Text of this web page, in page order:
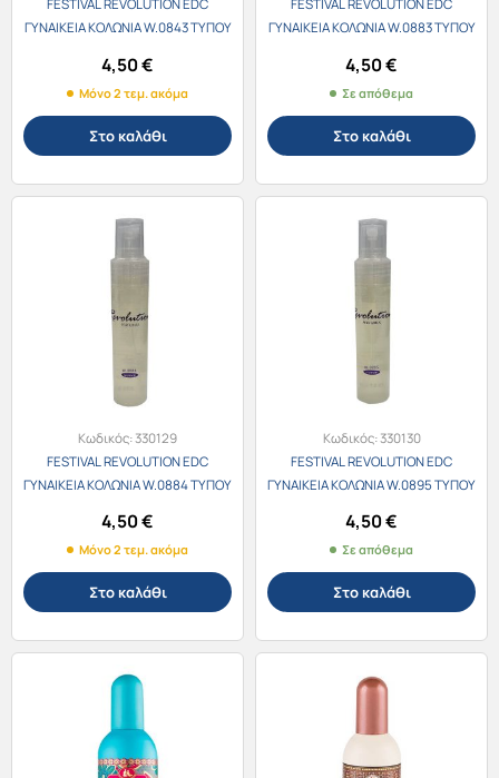
FESTIVAL REVOLUTION EDC
ΓΥΝΑΙΚΕΙΑ ΚΟΛΩΝΙΑ W.0843 ΤΥΠΟΥ
4,50€
Μόνο 2 τεμ. ακόμα
Στο καλάθι
FESTIVAL REVOLUTION EDC
ΓΥΝΑΙΚΕΙΑ ΚΟΛΩΝΙΑ W.0883 ΤΥΠΟΥ
4,50€
Σε απόθεμα
Στο καλάθι
Κωδικός:330129
FESTIVAL REVOLUTION EDC
ΓΥΝΑΙΚΕΙΑ ΚΟΛΩΝΙΑ W.0884 ΤΥΠΟΥ
Absolu 30ml
4,50€
Μόνο 2 τεμ. ακόμα
Στο καλάθι
Κωδικός:330130
FESTIVAL REVOLUTION EDC
ΓΥΝΑΙΚΕΙΑ ΚΟΛΩΝΙΑ W.0895 ΤΥΠΟΥ
4,50€
Σε απόθεμα
Στο καλάθι